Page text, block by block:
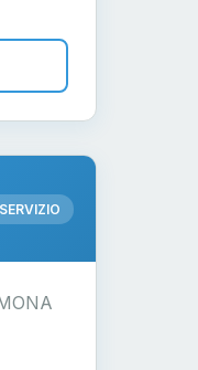
SERVIZIO